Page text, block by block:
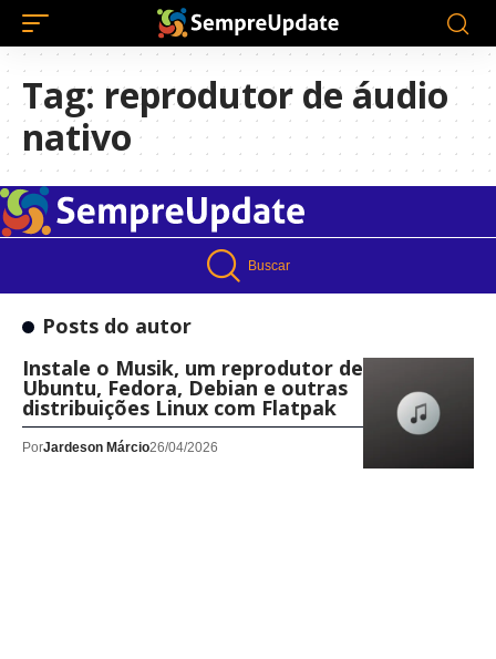
Tag: reprodutor de áudio
nativo
Buscar
Posts do autor
Instale o Musik, um reprodutor de áudio, no
Ubuntu, Fedora, Debian e outras
distribuições Linux com Flatpak
PorJardeson Márcio26/04/2026